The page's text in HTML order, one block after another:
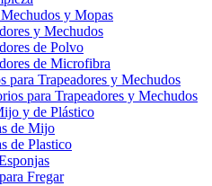
y Mopas
y Mechudos
de Polvo
de Microfibra
para Trapeadores y Mechudos
para Trapeadores y Mechudos
y de Plástico
de Mijo
de Plastico
Fregar